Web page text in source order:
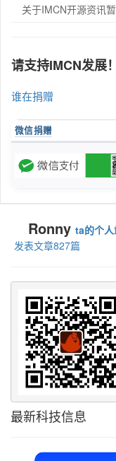
关于IMCN开源资讯
请支持IMCN发展！
谁在捐赠
微信捐赠
Ronny ta的个
发表文章827篇
最新科技信息